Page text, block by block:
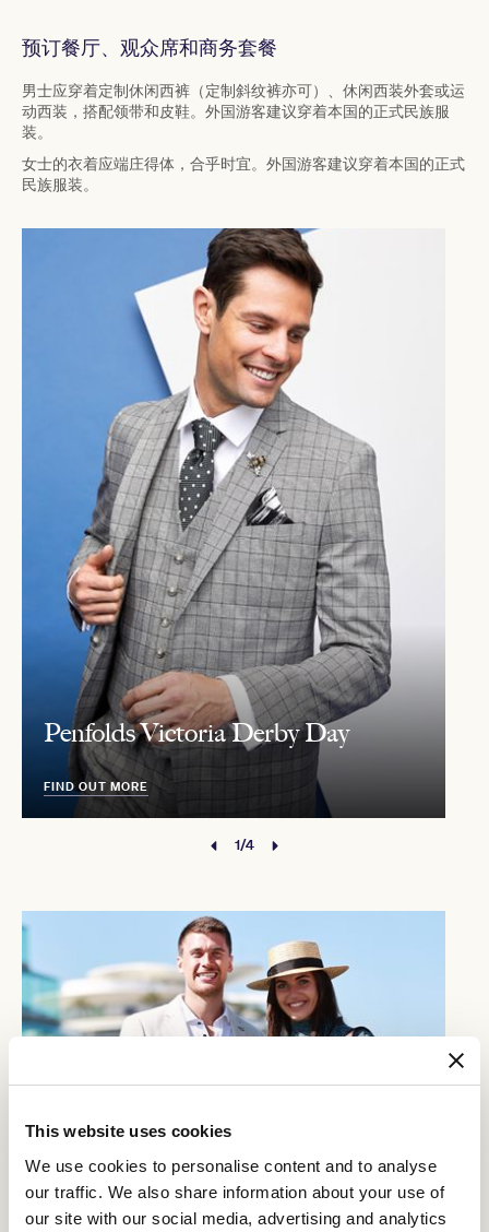
This website uses cookies
We use cookies to personalise content and to analyse
our traffic. We also share information about your use of
our site with our social media, advertising and analytics
预订餐厅、观众席和商务套餐
男士应穿着定制休闲西裤（定制斜纹裤亦可）、休闲西装外套或运
动西装，搭配领带和皮鞋。外国游客建议穿着本国的正式民族服
装。
女士的衣着应端庄得体，合乎时宜。外国游客建议穿着本国的正式
民族服装。
Penfolds Victoria Derby Day
FIND OUT MORE
1/4